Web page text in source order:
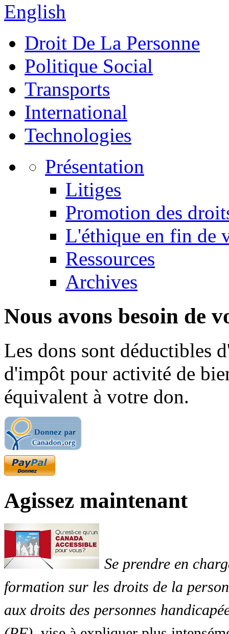
English
Droit De La Personne
Politique Social
Transports
International
Technologies
Présentation
Litiges
Promotion des
L'éthique en fin de
Ressources
Archives
Nous avons besoin de
Les dons sont déductibles
d'impôt pour activité de
équivalent à votre don.
Agissez maintenant
Se prendre en
formation sur les droits de la
aux droits des personnes